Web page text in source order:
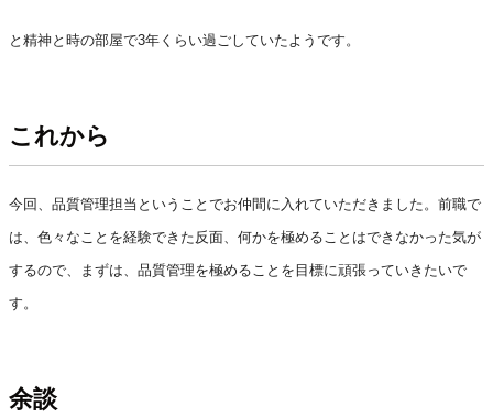
と精神と時の部屋で3年くらい過ごしていたようです。
これから
今回、品質管理担当ということでお仲間に入れていただきました。 前職で
は、色々なことを経験できた反面、何かを極めることはできなかった気が
するので、
まずは、品質管理を極めることを目標に頑張っていきたいで
す。
余談